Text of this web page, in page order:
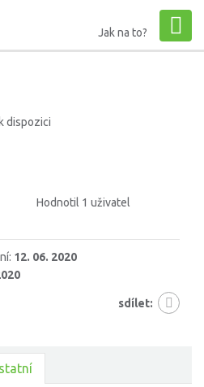
Jak na to?
Hodnotil 1 uživatel
12. 06. 2020
sdílet: